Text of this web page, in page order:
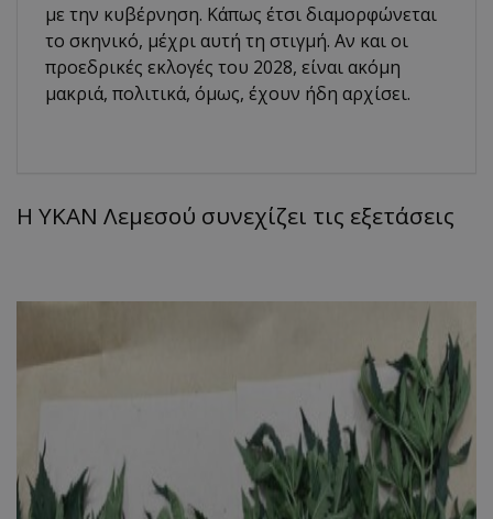
με την κυβέρνηση. Κάπως έτσι διαμορφώνεται
το σκηνικό, μέχρι αυτή τη στιγμή. Αν και οι
προεδρικές εκλογές του 2028, είναι ακόμη
μακριά, πολιτικά, όμως, έχουν ήδη αρχίσει.
Η ΥΚΑΝ Λεμεσού συνεχίζει τις εξετάσεις